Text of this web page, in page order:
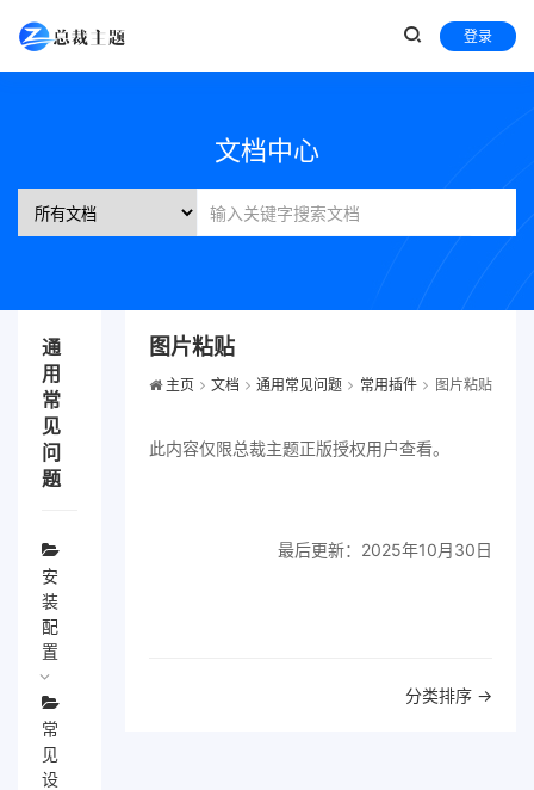
登录
文档中心
通
用
常
见
问
题
安
装
配
置
常
见
设
图片粘贴
主页 文档 通用常见问题 常用插件 图片粘贴
此内容仅限总裁主题正版授权用户查看。
最后更新：2025年10月30日
分类排序 →